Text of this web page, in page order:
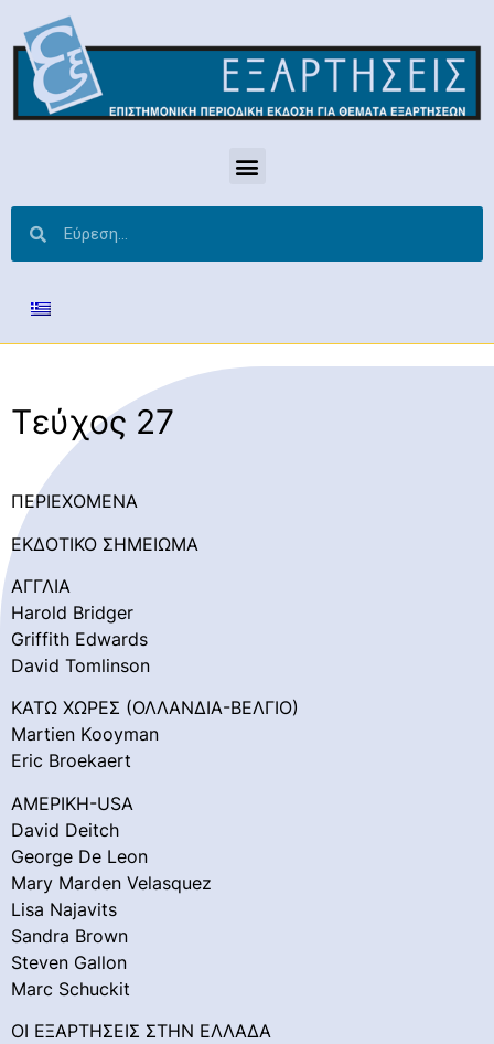
Τεύχος 27
ΠΕΡΙΕΧΟΜΕΝΑ
ΕΚΔΟΤΙΚΟ ΣΗΜΕΙΩΜΑ
ΑΓΓΛIΑ
Harold Bridger
Griffith Edwards
David Tomlinson
ΚΑΤΩ ΧΩΡΕΣ (ΟΛΛΑΝΔΙΑ-ΒΕΛΓΙΟ)
Martien Κooyman
Eric Broekaert
ΑΜΕΡΙΚΗ-USA
David Deitch
George De Leon
Mary Marden Velasquez
Lisa Najavits
Sandra Brown
Steven Gallon
Marc Schuckit
ΟΙ ΕΞΑΡΤΗΣΕΙΣ ΣΤΗΝ ΕΛΛΑΔΑ